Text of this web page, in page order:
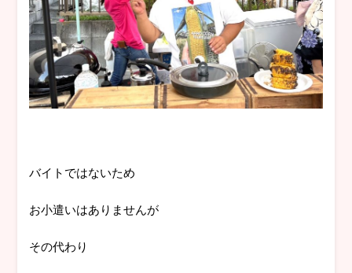
バイトではないため
お小遣いはありませんが
その代わり